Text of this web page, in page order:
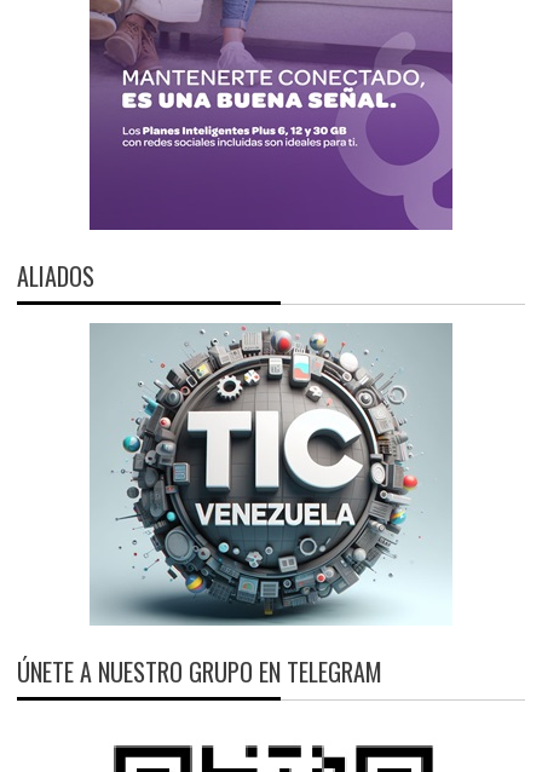
ALIADOS
ÚNETE A NUESTRO GRUPO EN TELEGRAM